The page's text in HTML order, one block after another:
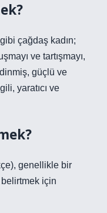
çağdaş kadın;
ve tartışmayı,
güçlü ve
yaratıcı ve
genellikle bir
belirtmek için